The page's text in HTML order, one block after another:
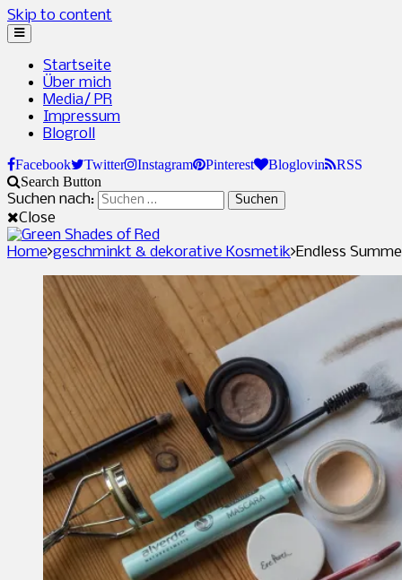
Skip to content
Startseite
Über mich
Media/ PR
Impressum
Blogroll
Facebook Twitter Instagram Pinterest Bloglovin
RSS
Search Button
Suchen nach:
Close
Home geschminkt & dekorative Kosmetik Endless